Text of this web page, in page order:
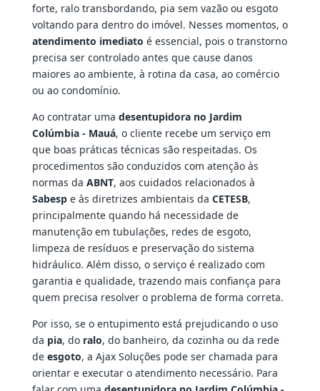
forte, ralo transbordando, pia sem vazão ou esgoto
voltando para dentro do imóvel. Nesses momentos, o
atendimento imediato é essencial, pois o transtorno
precisa ser controlado antes que cause danos
maiores ao ambiente, à rotina da casa, ao comércio
ou ao condomínio.
Ao contratar uma desentupidora no Jardim
Colúmbia - Mauá, o cliente recebe um serviço em
que boas práticas técnicas são respeitadas. Os
procedimentos são conduzidos com atenção às
normas da ABNT, aos cuidados relacionados à
Sabespe às diretrizes ambientais da CETESB,
principalmente quando há necessidade de
manutenção em tubulações, redes de esgoto,
limpeza de resíduos e preservação do sistema
hidráulico. Além disso, o serviço é realizado com
garantia e qualidade, trazendo mais confiança para
quem precisa resolver o problema de forma correta.
Por isso, se o entupimento está prejudicando o uso
da pia, do ralo, do banheiro, da cozinha ou da rede
de esgoto, a Ajax Soluções pode ser chamada para
orientar e executar o atendimento necessário. Para